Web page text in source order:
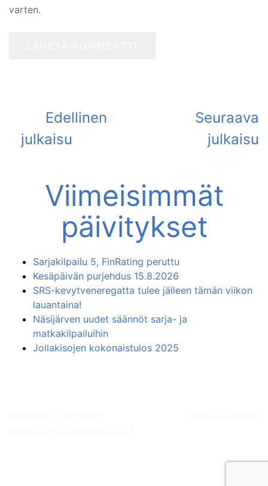
varten.
Viimeisimmät
päivitykset
Sarjakilpailu 5, FinRating peruttu
Kesäpäivän purjehdus 15.8.2026
SRS-kevytveneregatta tulee jälleen tämän viikon
lauantaina!
Näsijärven uudet säännöt sarja- ja
matkakilpailuihin
Jollakisojen kokonaistulos 2025